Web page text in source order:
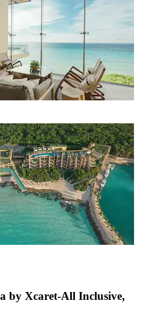
by Xcaret-All Inclusive,